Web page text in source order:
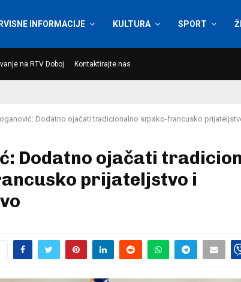
INFORMACIJE KULTURA SPORT
na RTV Doboj Kontaktirajte nas
Dodatno ojačati tradicionalno srpsko-francusko
Dodatno ojačati
prijateljstvo i